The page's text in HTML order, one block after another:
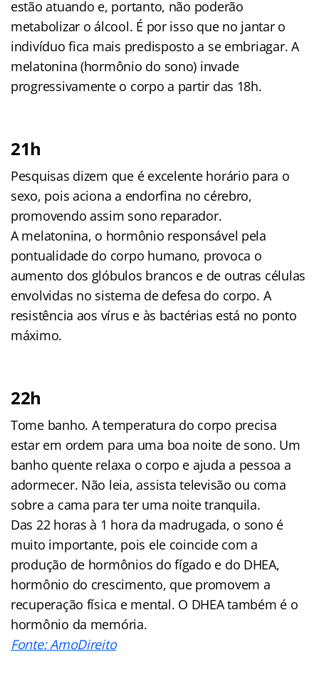
estão atuando e, portanto, não poderão
metabolizar o álcool. É por isso que no jantar o
indivíduo fica mais predisposto a se embriagar. A
melatonina (hormônio do sono) invade
progressivamente o corpo a partir das 18h.
21h
Pesquisas dizem que é excelente horário para o
sexo, pois aciona a endorfina no cérebro,
promovendo assim sono reparador.
A melatonina, o hormônio responsável pela
pontualidade do corpo humano, provoca o
aumento dos glóbulos brancos e de outras células
envolvidas no sistema de defesa do corpo. A
resistência aos vírus e às bactérias está no ponto
máximo.
22h
Tome banho. A temperatura do corpo precisa
estar em ordem para uma boa noite de sono. Um
banho quente relaxa o corpo e ajuda a pessoa a
adormecer. Não leia, assista televisão ou coma
sobre a cama para ter uma noite tranquila.
Das 22 horas à 1 hora da madrugada, o sono é
muito importante, pois ele coincide com a
produção de hormônios do fígado e do DHEA,
hormônio do crescimento, que promovem a
recuperação física e mental. O DHEA também é o
hormônio da memória.
Fonte: AmoDireito